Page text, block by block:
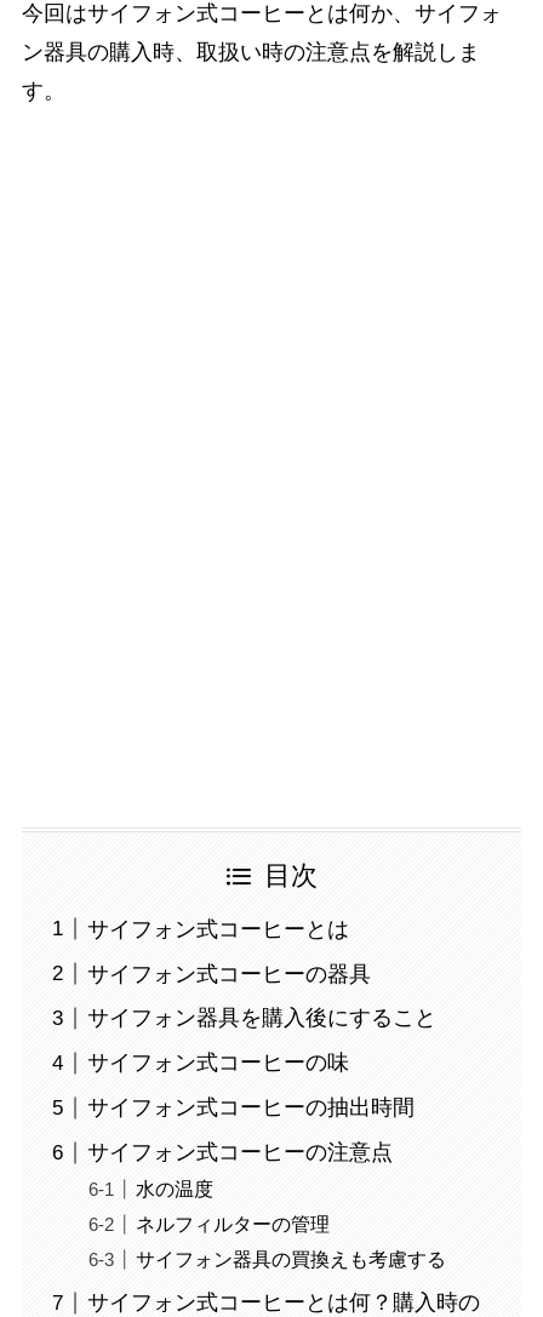
今回はサイフォン式コーヒーとは何か、サイフォ
ン器具の購入時、取扱い時の注意点を解説しま
す。
目次
サイフォン式コーヒーとは
サイフォン式コーヒーの器具
サイフォン器具を購入後にすること
サイフォン式コーヒーの味
サイフォン式コーヒーの抽出時間
サイフォン式コーヒーの注意点
水の温度
ネルフィルターの管理
サイフォン器具の買換えも考慮する
サイフォン式コーヒーとは何？購入時の